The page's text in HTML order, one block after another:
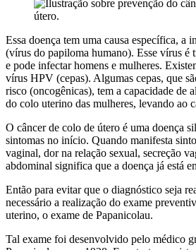
Essa doença tem uma causa específica, a
(vírus do papiloma humano). Esse vírus é
e pode infectar homens e mulheres.
vírus HPV (cepas). Algumas cepas, que
risco (oncogênicas), tem a capacidade de
do colo uterino das mulheres, levando ao
O câncer de colo de útero é uma doença
sintomas no início. Quando manifesta
vaginal, dor na relação sexual, secreção
abdominal significa que a doença já está
Então para evitar que o diagnóstico seja
necessário a realização do exame
uterino, o exame de Papanicolau.
Tal exame foi desenvolvido pelo médico